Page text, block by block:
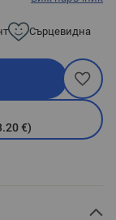
Сърцевидна
€)